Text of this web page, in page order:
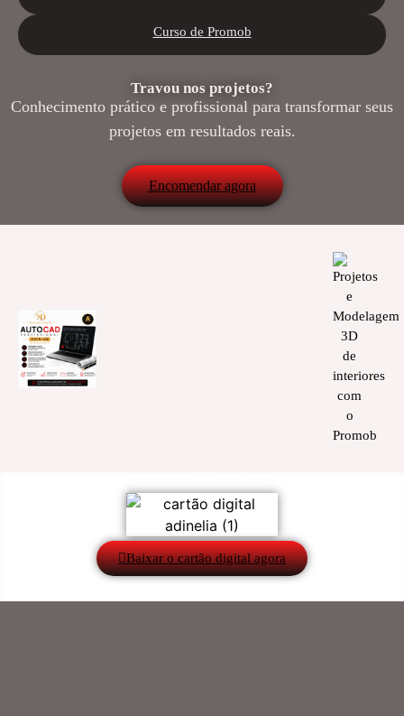
Curso de Promob
Travou nos projetos?
Conhecimento prático e profissional para transformar seus
projetos em resultados reais.
Encomendar agora
Baixar o cartão digital agora